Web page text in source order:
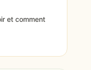
et comment